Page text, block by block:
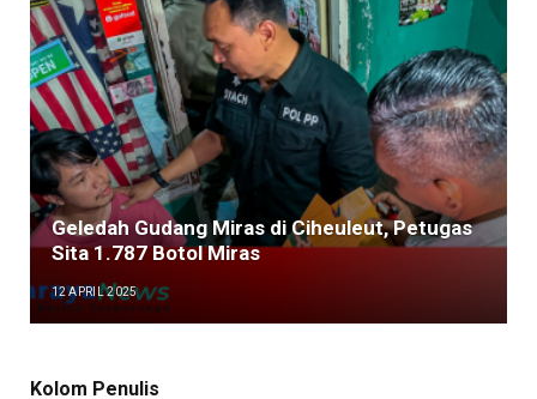
Geledah Gudang Miras di Ciheuleut, Petugas
Sita 1.787 Botol Miras
12 APRIL 2025
Kolom Penulis